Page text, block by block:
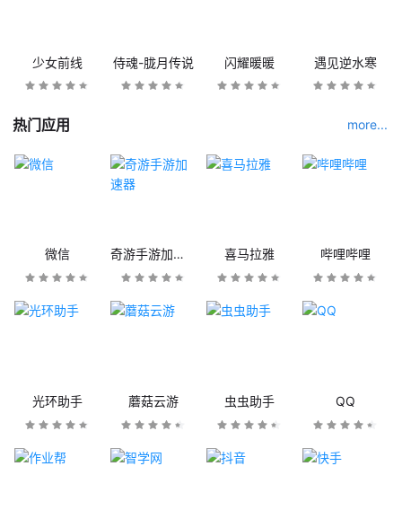
少女前线 侍魂-胧月传说 闪耀暖暖 遇见逆水寒
热门应用 more...
微信 奇游手游加速器 喜马拉雅 哔哩哔哩
光环助手 蘑菇云游 虫虫助手 QQ